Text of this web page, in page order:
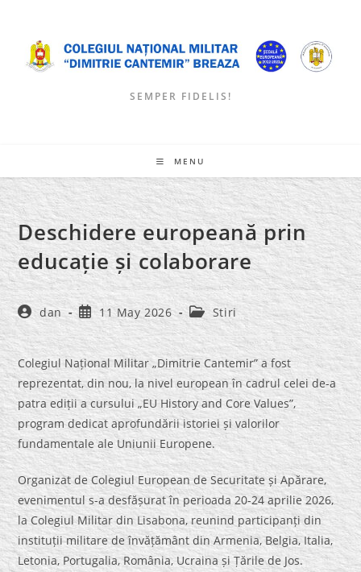
content
SEMPER FIDELIS!
MENU
Deschidere europeană prin
educație și colaborare
Post
author:
dan
Post
published:
11 May 2026
Post
category:
Stiri
Colegiul Național Militar „Dimitrie Cantemir” a fost
reprezentat, din nou, la nivel european în cadrul celei de-a
patra ediții a cursului „EU History and Core Values”,
program dedicat aprofundării istoriei și valorilor
fundamentale ale Uniunii Europene.
Organizat de Colegiul European de Securitate și Apărare,
evenimentul s-a desfășurat în perioada 20-24 aprilie 2026,
la Colegiul Militar din Lisabona, reunind participanți din
instituții militare de învățământ din Armenia, Belgia, Italia,
Letonia, Portugalia, România, Ucraina și Țările de Jos.